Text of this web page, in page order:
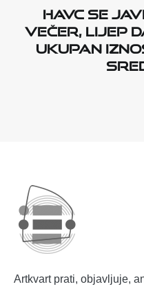
HAVC SE
VEČER, LIJEP
UKUPAN
Artkvart prati, objavljuje,